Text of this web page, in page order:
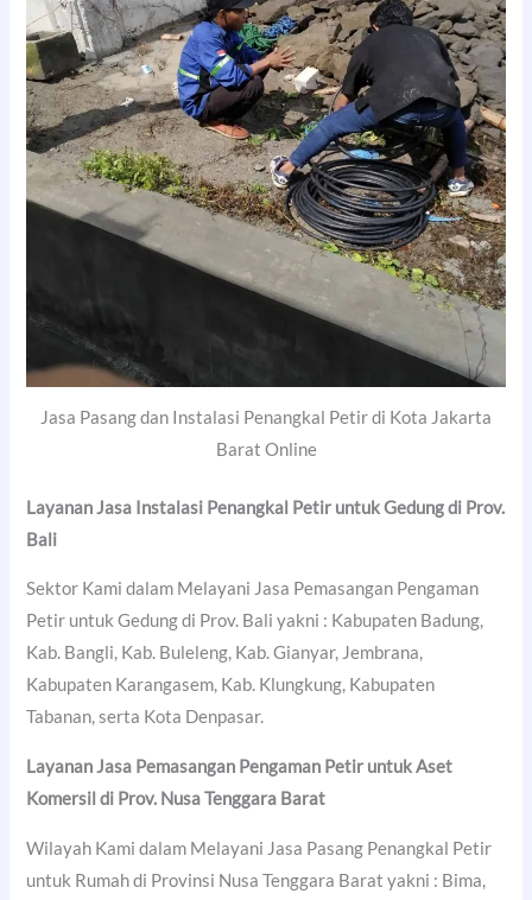
Jasa Pasang dan Instalasi Penangkal Petir di Kota Jakarta
Barat Online
Layanan Jasa Instalasi Penangkal Petir untuk Gedung di Prov.
Bali
Sektor Kami dalam Melayani Jasa Pemasangan Pengaman
Petir untuk Gedung di Prov. Bali yakni : Kabupaten Badung,
Kab. Bangli, Kab. Buleleng, Kab. Gianyar, Jembrana,
Kabupaten Karangasem, Kab. Klungkung, Kabupaten
Tabanan, serta Kota Denpasar.
Layanan Jasa Pemasangan Pengaman Petir untuk Aset
Komersil di Prov. Nusa Tenggara Barat
Wilayah Kami dalam Melayani Jasa Pasang Penangkal Petir
untuk Rumah di Provinsi Nusa Tenggara Barat yakni : Bima,